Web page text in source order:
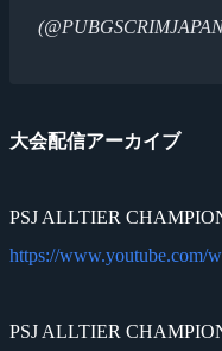
大会配信アーカイブ
PSJ ALLTIER
https://www.youtube.com/
PSJ ALLTIER